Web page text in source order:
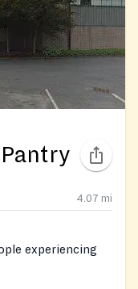
4.07 mi
experiencing